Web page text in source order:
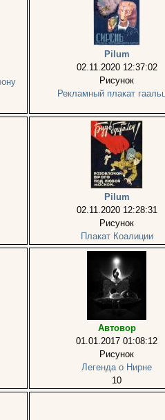
Pilum
02.11.2020 12:37:02
Рисунок
Рекламный плакат
Pilum
02.11.2020 12:28:31
Рисунок
Плакат Коалиции
Автовор
01.01.2017 01:08:12
Рисунок
Легенда о Нирне
10